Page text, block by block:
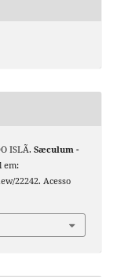
ISLÃ. Sæculum -
em:
22242. Acesso